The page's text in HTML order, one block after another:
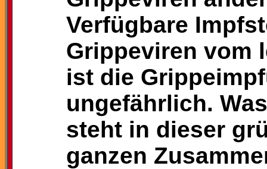
Verfügbare
Grippeviren vom
ist die
ungefährlich.
steht in dieser
ganzen